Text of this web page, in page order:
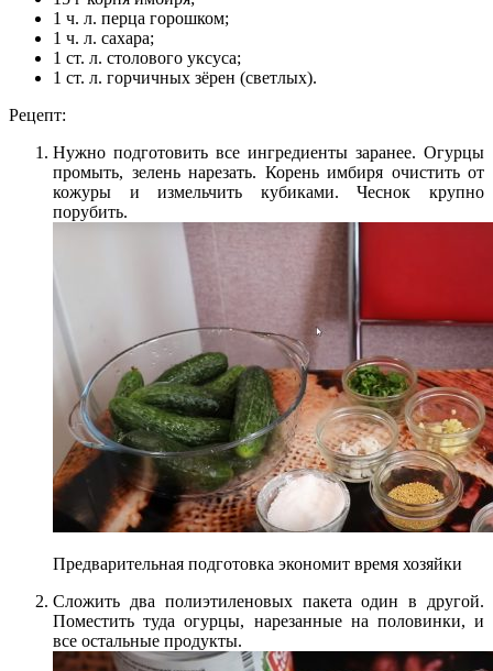
1 ч. л. перца горошком;
1 ч. л. сахара;
1 ст. л. столового уксуса;
1 ст. л. горчичных зёрен (светлых).
Рецепт:
Нужно подготовить все ингредиенты заранее. Огурцы
промыть, зелень нарезать. Корень имбиря очистить от
кожуры и измельчить кубиками. Чеснок крупно
порубить.
Предварительная подготовка экономит время хозяйки
Сложить два полиэтиленовых пакета один в другой.
Поместить туда огурцы, нарезанные на половинки, и
все остальные продукты.